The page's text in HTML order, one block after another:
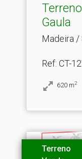
Gaula
Madeira /
Ref: CT-
620 m2
Terreno